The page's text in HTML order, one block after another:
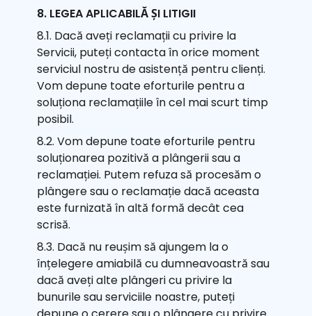
8. LEGEA APLICABILĂ ȘI LITIGII
8.1. Dacă aveți reclamații cu privire la
Servicii, puteți contacta în orice moment
serviciul nostru de asistență pentru clienți.
Vom depune toate eforturile pentru a
soluționa reclamațiile în cel mai scurt timp
posibil.
8.2. Vom depune toate eforturile pentru
soluționarea pozitivă a plângerii sau a
reclamației. Putem refuza să procesăm o
plângere sau o reclamație dacă aceasta
este furnizată în altă formă decât cea
scrisă.
8.3. Dacă nu reușim să ajungem la o
înțelegere amiabilă cu dumneavoastră sau
dacă aveți alte plângeri cu privire la
bunurile sau serviciile noastre, puteți